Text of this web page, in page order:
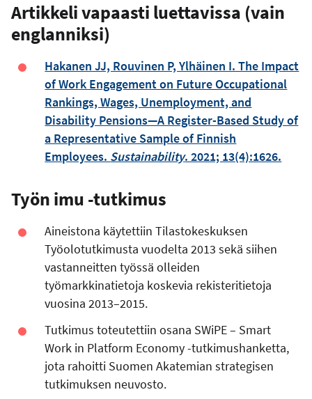
Artikkeli vapaasti luettavissa (vain
englanniksi)
Hakanen JJ, Rouvinen P, Ylhäinen I. The Impact
of Work Engagement on Future Occupational
Rankings, Wages, Unemployment, and
Disability Pensions—A Register-Based Study of
a Representative Sample of Finnish
Employees. Sustainability. 2021; 13(4):1626.
Työn imu -tutkimus
Aineistona käytettiin Tilastokeskuksen
Työolotutkimusta vuodelta 2013 sekä siihen
vastanneitten työssä olleiden
työmarkkinatietoja koskevia rekisteritietoja
vuosina 2013–2015.
Tutkimus toteutettiin osana SWiPE – Smart
Work in Platform Economy -tutkimushanketta,
jota rahoitti Suomen Akatemian strategisen
tutkimuksen neuvosto.